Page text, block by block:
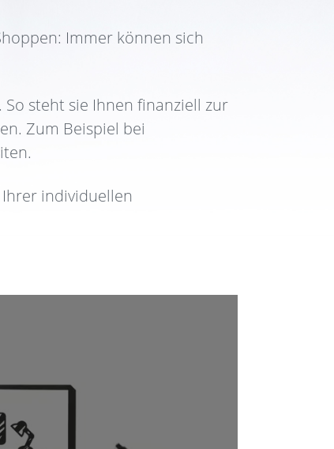
Immer können sich
steht sie Ihnen finanziell zur
Zum Beispiel bei
individuellen